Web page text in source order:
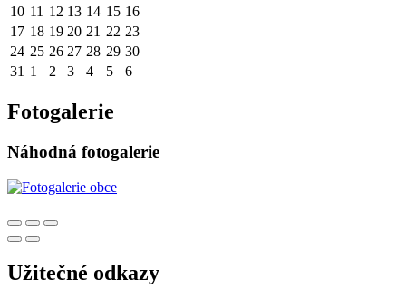
10 11 12 13 14 15 16
17 18 19 20 21 22 23
24 25 26 27 28 29 30
31 1 2 3 4 5 6
Fotogalerie
Náhodná fotogalerie
Užitečné odkazy